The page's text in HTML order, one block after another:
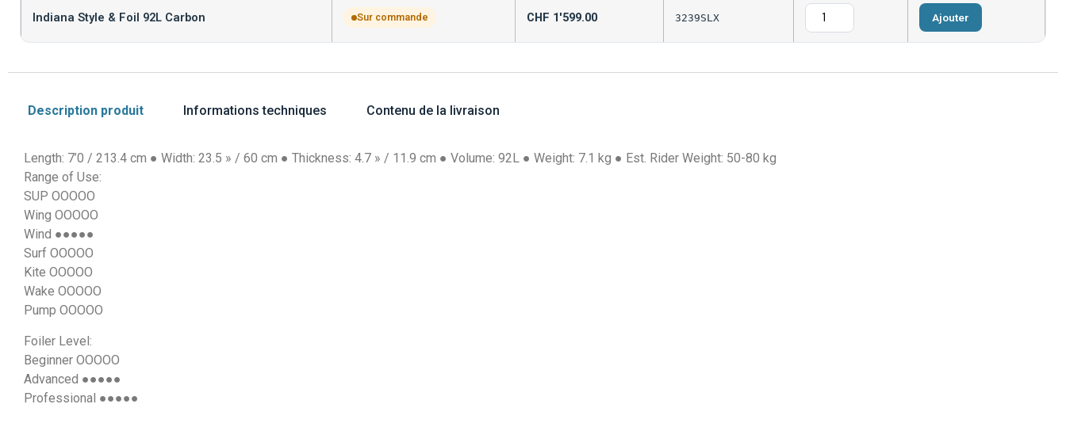
Indiana Style & Foil 92L Carbon Sur commande CHF 1'599.00 3239SLX Ajouter
Description produit Informations techniques Contenu de la livraison
Length: 7’0 / 213.4 cm ● Width: 23.5 » / 60 cm ● Thickness: 4.7 » / 11.9 cm ● Volume: 92L ● Weight: 7.1 kg ● Est. Rider Weight: 50-80 kg
Range of Use:
SUP OOOOO
Wing OOOOO
Wind ●●●●●
Surf OOOOO
Kite OOOOO
Wake OOOOO
Pump OOOOO
Foiler Level:
Beginner OOOOO
Advanced ●●●●●
Professional ●●●●●